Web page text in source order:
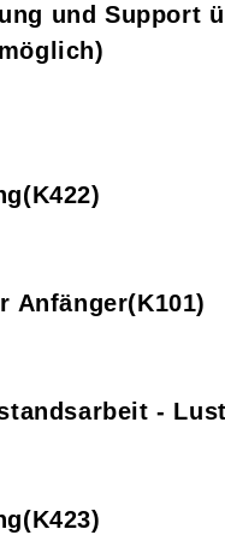
und Support
K422
Anfänger K101
-
K423